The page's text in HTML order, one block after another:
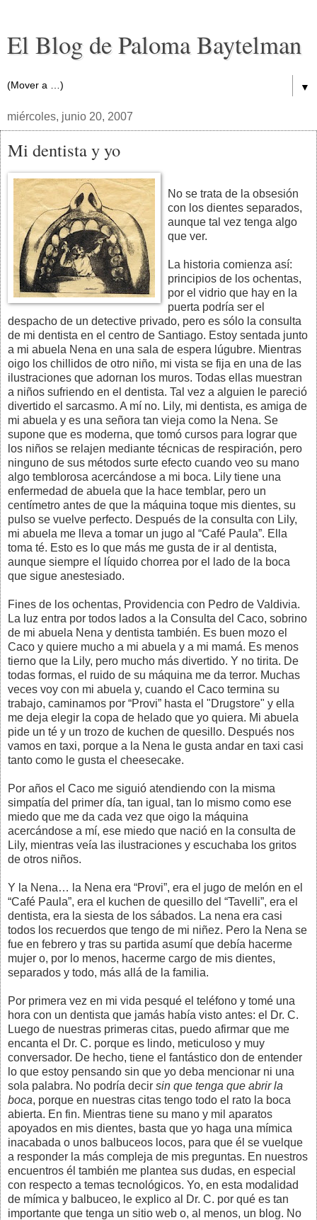
El Blog de Paloma Baytelman
▼
miércoles, junio 20, 2007
Mi dentista y yo
No se trata de la obsesión
con los dientes separados,
aunque tal vez tenga algo
que ver.
La historia comienza así:
principios de los ochentas,
por el vidrio que hay en la
puerta podría ser el
despacho de un detective privado, pero es sólo la consulta
de mi dentista en el centro de Santiago. Estoy sentada junto
a mi abuela Nena en una sala de espera lúgubre. Mientras
oigo los chillidos de otro niño, mi vista se fija en una de las
ilustraciones que adornan los muros. Todas ellas muestran
a niños sufriendo en el dentista. Tal vez a alguien le pareció
divertido el sarcasmo. A mí no. Lily, mi dentista, es amiga de
mi abuela y es una señora tan vieja como la Nena. Se
supone que es moderna, que tomó cursos para lograr que
los niños se relajen mediante técnicas de respiración, pero
ninguno de sus métodos surte efecto cuando veo su mano
algo temblorosa acercándose a mi boca. Lily tiene una
enfermedad de abuela que la hace temblar, pero un
centímetro antes de que la máquina toque mis dientes, su
pulso se vuelve perfecto. Después de la consulta con Lily,
mi abuela me lleva a tomar un jugo al “Café Paula”. Ella
toma té. Esto es lo que más me gusta de ir al dentista,
aunque siempre el líquido chorrea por el lado de la boca
que sigue anestesiado.
Fines de los ochentas, Providencia con Pedro de Valdivia.
La luz entra por todos lados a la Consulta del Caco, sobrino
de mi abuela Nena y dentista también. Es buen mozo el
Caco y quiere mucho a mi abuela y a mi mamá. Es menos
tierno que la Lily, pero mucho más divertido. Y no tirita. De
todas formas, el ruido de su máquina me da terror. Muchas
veces voy con mi abuela y, cuando el Caco termina su
trabajo, caminamos por “Provi” hasta el "Drugstore" y ella
me deja elegir la copa de helado que yo quiera. Mi abuela
pide un té y un trozo de kuchen de quesillo. Después nos
vamos en taxi, porque a la Nena le gusta andar en taxi casi
tanto como le gusta el cheesecake.
Por años el Caco me siguió atendiendo con la misma
simpatía del primer día, tan igual, tan lo mismo como ese
miedo que me da cada vez que oigo la máquina
acercándose a mí, ese miedo que nació en la consulta de
Lily, mientras veía las ilustraciones y escuchaba los gritos
de otros niños.
Y la Nena… la Nena era “Provi”, era el jugo de melón en el
“Café Paula”, era el kuchen de quesillo del “Tavelli”, era el
dentista, era la siesta de los sábados. La nena era casi
todos los recuerdos que tengo de mi niñez. Pero la Nena se
fue en febrero y tras su partida asumí que debía hacerme
mujer o, por lo menos, hacerme cargo de mis dientes,
separados y todo, más allá de la familia.
Por primera vez en mi vida pesqué el teléfono y tomé una
hora con un dentista que jamás había visto antes: el Dr. C.
Luego de nuestras primeras citas, puedo afirmar que me
encanta el Dr. C. porque es lindo, meticuloso y muy
conversador. De hecho, tiene el fantástico don de entender
lo que estoy pensando sin que yo deba mencionar ni una
sola palabra. No podría decir sin que tenga que abrir la
boca, porque en nuestras citas tengo todo el rato la boca
abierta. En fin. Mientras tiene su mano y mil aparatos
apoyados en mis dientes, basta que yo haga una mímica
inacabada o unos balbuceos locos, para que él se vuelque
a responder la más compleja de mis preguntas. En nuestros
encuentros él también me plantea sus dudas, en especial
con respecto a temas tecnológicos. Yo, en esta modalidad
de mímica y balbuceo, le explico al Dr. C. por qué es tan
importante que tenga un sitio web o, al menos, un blog. No